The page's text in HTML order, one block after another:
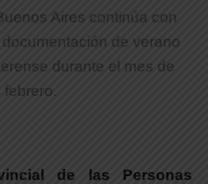
Aires continúa con
de verano
durante el mes de
febrero.
de las Personas